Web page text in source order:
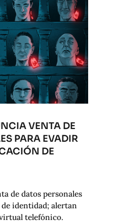
VENTA DE
PARA EVADIR
DE
de datos personales
identidad; alertan
telefónico.